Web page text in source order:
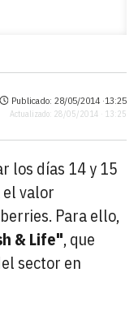
Publicado: 28/05/2014 ·13:25
Actualizado: 28/05/2014 · 13:25
los días 14 y 15
valor
Para ello,
& Life", que
sector en